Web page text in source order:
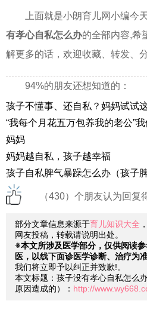
上面就是小朗育儿网小编今
有孝心自私怎么办的全部内容,希
解更多的话，欢迎收藏、转发、分
94%的朋友还想知道的：
孩子不懂事、还自私？妈妈试试
“我每个月花五万包养我的老公”
妈妈
妈妈越自私，孩子越幸福
孩子自私脾气暴躁怎么办（孩子
（430）个朋友认为回复
部分文章信息来源于育儿知识大全 ，
网友投稿，转载请说明出处。
※本文所涉及医学部分，仅供阅读
医，以线下面诊医学诊断、治疗为准
我们将立即予以纠正并致歉!。
本文标题：孩子没有孝心自私怎么
原因造成的）： http://